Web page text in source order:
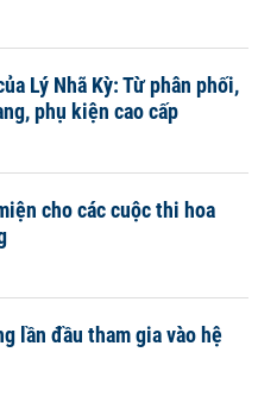
Lý Nhã Kỳ: Từ phân phối,
phụ kiện cao cấp
cho các cuộc thi hoa
lần đầu tham gia vào hệ